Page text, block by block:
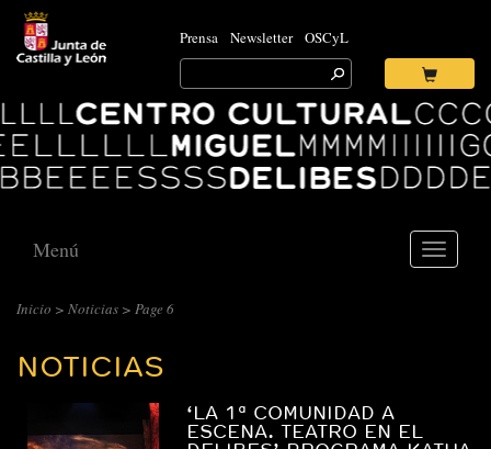
Prensa Newsletter OSCyL
Search
for:
Ok
Centro
Cultural
Miguel
Delibes
Toggle
Menú
CENTRO
MIGUEL
DELIBES
::
Inicio > Noticias > Page 6
NOTICIAS
‘LA 1ª COMUNIDAD A
ESCENA. TEATRO EN EL